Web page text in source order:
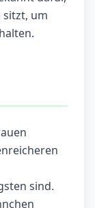
um
sind.